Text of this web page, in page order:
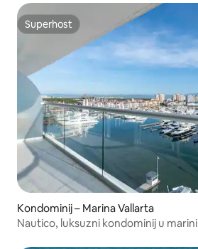
Superhost
Superhost
Kondominij – Marina Vallarta
Nautico, luksuzni kondominij u marini